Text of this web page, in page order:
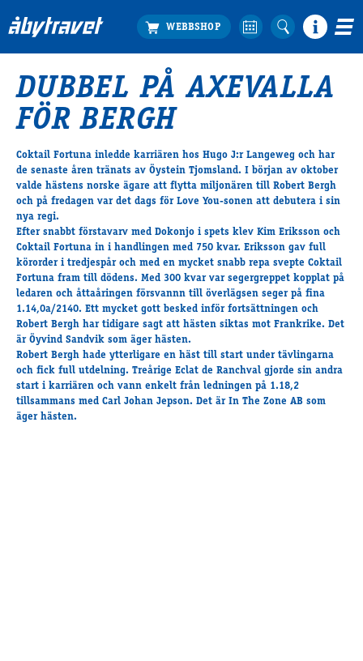
Köp biljett
Travprogrammet
Bra att veta
Restauranger
Catering by Lyon
Hotell nära oss
Nybörjar­guide
Presentkort
Tävlingsdagar
FAQ
Travkonferens
Exponering & värdskap
Aktiviteter
DUBBEL PÅ AXEVALLA
FÖR BERGH
Coktail Fortuna inledde karriären hos Hugo J:r Langeweg och har
de senaste åren tränats av Öystein Tjomsland. I början av oktober
valde hästens norske ägare att flytta miljonären till Robert Bergh
och på fredagen var det dags för Love You-sonen att debutera i sin
nya regi.
Efter snabbt förstavarv med Dokonjo i spets klev Kim Eriksson och
Coktail Fortuna in i handlingen med 750 kvar. Eriksson gav full
körorder i tredjespår och med en mycket snabb repa svepte Coktail
Fortuna fram till dödens. Med 300 kvar var segergreppet kopplat på
ledaren och åttaåringen försvannn till överlägsen seger på fina
1.14,0a/2140. Ett mycket gott besked inför fortsättningen och
Robert Bergh har tidigare sagt att hästen siktas mot Frankrike. Det
är Öyvind Sandvik som äger hästen.
Robert Bergh hade ytterligare en häst till start under tävlingarna
och fick full utdelning. Treårige Eclat de Ranchvalgjorde sin andra
start i karriären och vann enkelt från ledningen på 1.18,2
tillsammans med Carl Johan Jepson. Det är In The Zone AB som
äger hästen.